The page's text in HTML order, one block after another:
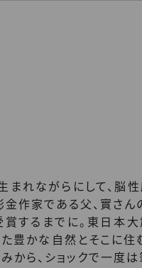
まれながらにして、脳
金作家である父、實さ
賞するまでに。東日本
た豊かな自然とそこに
から、ショックで一度